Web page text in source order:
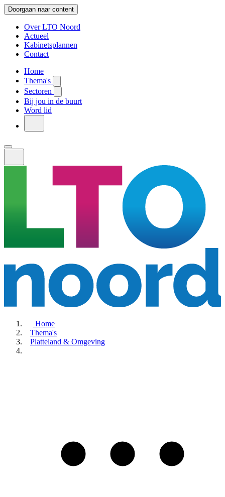
Doorgaan naar content
Over LTO Noord
Actueel
Kabinetsplannen
Contact
Home
Thema's
Sectoren
Bij jou in de buurt
Word lid
Home
Thema's
Platteland & Omgeving